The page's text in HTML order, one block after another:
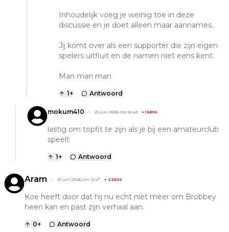
Inhoudelijk voeg je weinig toe in deze
discussie en je doet alleen maar aannames..
Jij komt over als een supporter die zijn eigen
spelers uitfluit en de namen niet eens kent.
Man man man
1+ Antwoord
mokum410 21 juni 2026 om 16:43 +16899
lastig om topfit te zijn als je bij een amateurclub
speelt
1+ Antwoord
Aram 21 juni 2026 om 12:47 + 22502
Koe heeft door dat hij nu echt niet meer om Brobbey
heen kan en past zijn verhaal aan.
0+ Antwoord